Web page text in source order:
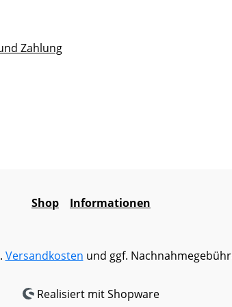
Zahlung
Shop Informationen
Versandkosten und ggf.
Realisiert mit Shopware